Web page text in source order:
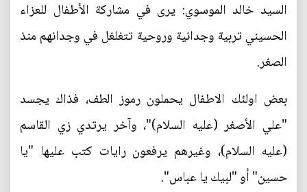
السيد خالد الموسوي: يرى في مشاركة الأطفال للعزاء
الحسيني تربية وجدانية وروحية تتغلغل في وجدانهم منذ
الصغر.
بعض اولئك الاطفال يحملون رموز الطف، فذاك يجسد
"علي الأصغر (عليه السلام)"، وآخر يرتدي زي القاسم
(عليه السلام)، وغيرهم يرفعون رايات كتب عليها "يا
حسين" أو "لبيك يا عباس".